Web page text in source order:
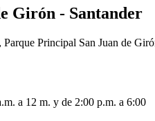
Girón - Santander
Principal San Juan de
a 12 m. y de 2:00 p.m. a 6:00